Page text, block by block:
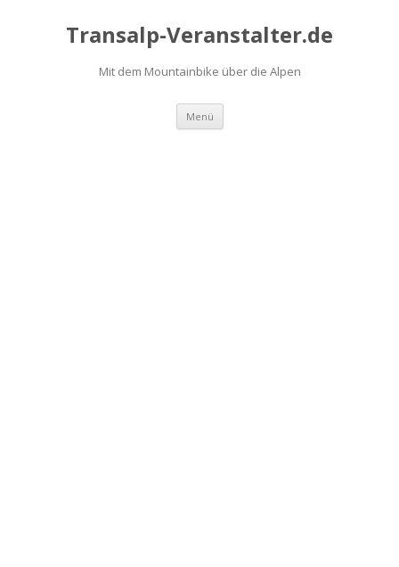
Transalp-Veranstalter.de
Mit dem Mountainbike über die Alpen
Menü Zum
springen